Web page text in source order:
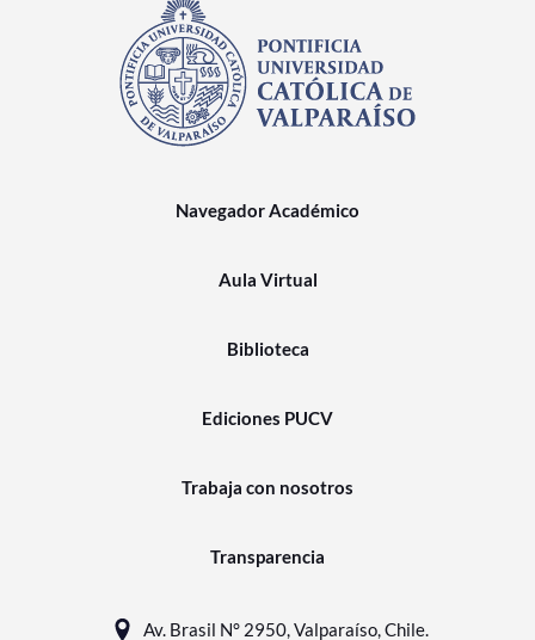
Navegador Académico
Aula Virtual
Biblioteca
Ediciones PUCV
Trabaja con nosotros
Transparencia
Av. Brasil N° 2950, Valparaíso, Chile.